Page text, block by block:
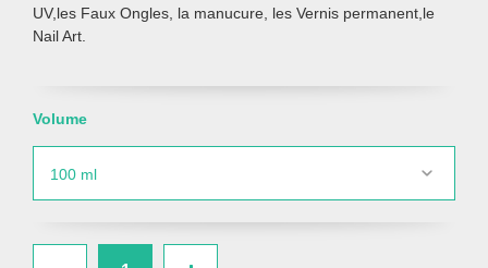
UV,les Faux Ongles, la manucure, les Vernis permanent,le
Nail Art.
Volume